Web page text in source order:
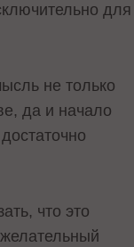
для
не только
да и начало
что это